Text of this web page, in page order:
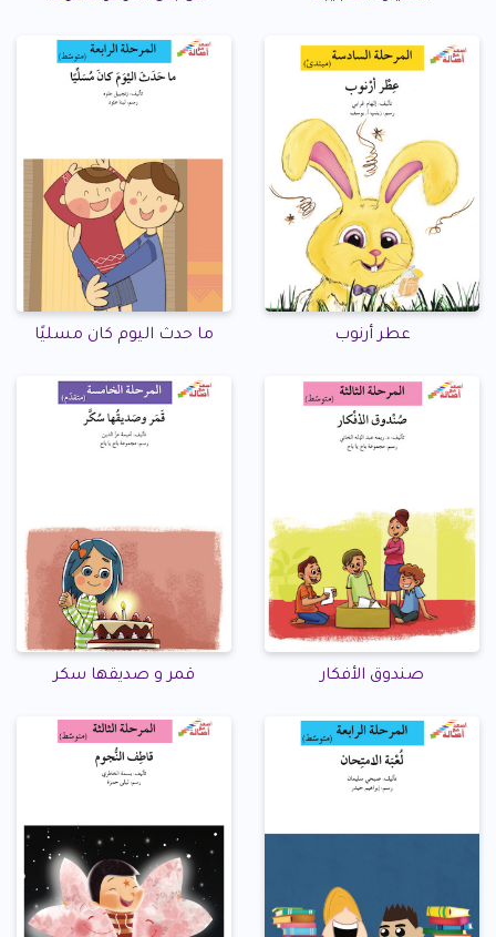
عطر أرنوب ما حدث اليوم كان مسليًا
صندوق الأفكار قمر و صديقها سكر